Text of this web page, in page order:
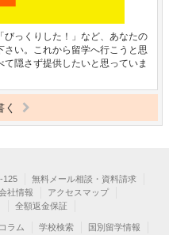
びっくりした！」など、あなたの
い。これから留学へ行こうと思
隠さず提供したいと思っていま
く
125
無料メール相談・資料請求
社情報
アクセスマップ
全額返金保証
ラム 学校検索 国別留学情報